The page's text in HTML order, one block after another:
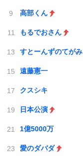
高部くん
もるでおさん
すとーんずのてがみ
遠藤憲一
クスシキ
日本公演
1億5000万
愛のダバダ